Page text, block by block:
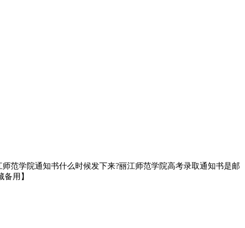
范学院通知书什么时候发下来?丽江师范学院高考录取通知书是邮
用】